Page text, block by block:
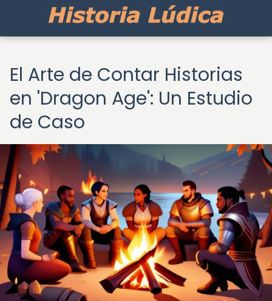
El Arte de Contar Historias
en 'Dragon Age': Un Estudio
de Caso